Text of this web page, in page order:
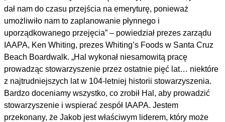
dał nam do czasu przejścia na emeryturę, ponieważ
umożliwiło nam to zaplanowanie płynnego i
uporządkowanego przejęcia” – powiedział prezes zarządu
IAAPA, Ken Whiting, prezes Whiting’s Foods w Santa Cruz
Beach Boardwalk. „Hal wykonał niesamowitą pracę
prowadząc stowarzyszenie przez ostatnie pięć lat… niektóre
z najtrudniejszych lat w 104-letniej historii stowarzyszenia.
Bardzo doceniamy wszystko, co zrobił Hal, aby prowadzić
stowarzyszenie i wspierać zespół IAAPA. Jestem
przekonany, że Jakob jest właściwym liderem, który może